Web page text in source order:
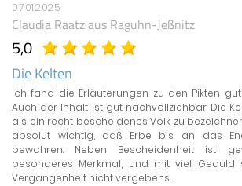
07.01.2025
Claudia Raatzaus Raguhn-Jeßnitz
5,0
Die Kelten
Ich fand die Erläuterungen zu den Pikten
Auch der Inhalt ist gut nachvollziehbar. Die
als ein recht bescheidenes Volk zu
absolut wichtig, daß Erbe bis an das
bewahren. Neben Bescheidenheit ist
besonderes Merkmal, und mit viel
Vergangenheit nicht vergebens.